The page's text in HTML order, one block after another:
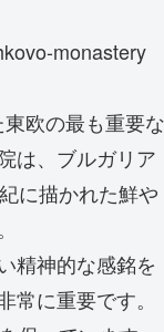
monastery
欧の最も重要な
は、ブルガリア
に描かれた鮮や
精神的な感銘を
に重要です。